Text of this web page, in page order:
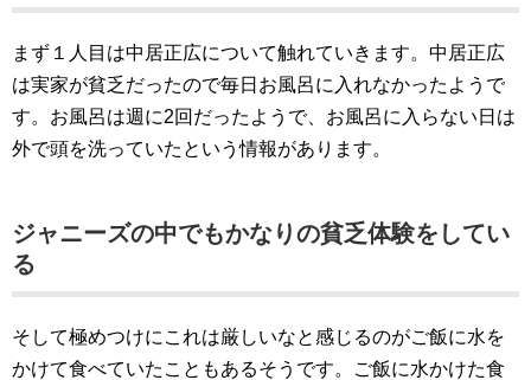
まず１人目は中居正広について触れていきます。中居正広
は実家が貧乏だったので毎日お風呂に入れなかったようで
す。お風呂は週に2回だったようで、お風呂に入らない日は
外で頭を洗っていたという情報があります。
ジャニーズの中でもかなりの貧乏体験をしてい
る
そして極めつけにこれは厳しいなと感じるのがご飯に水を
かけて食べていたこともあるそうです。ご飯に水かけた食